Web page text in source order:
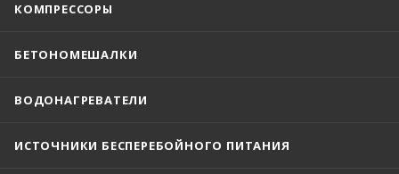
КОМПРЕССОРЫ
БЕТОНОМЕШАЛКИ
ВОДОНАГРЕВАТЕЛИ
ИСТОЧНИКИ БЕСПЕРЕБОЙНОГО ПИТАНИЯ